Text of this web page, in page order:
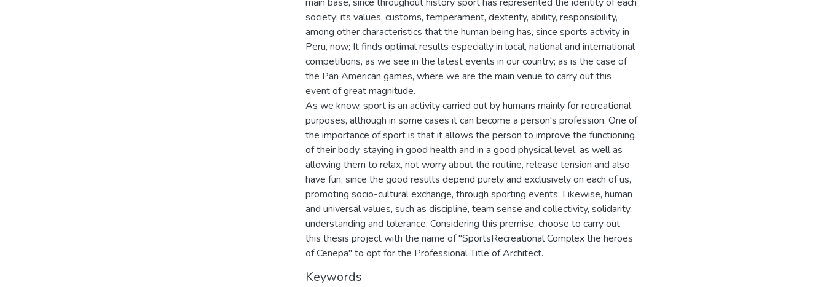
society: its values, customs, temperament, dexterity, ability, responsibility,
among other characteristics that the human being has, since sports activity in
Peru, now; It finds optimal results especially in local, national and international
competitions, as we see in the latest events in our country; as is the case of
the Pan American games, where we are the main venue to carry out this
event of great magnitude.
As we know, sport is an activity carried out by humans mainly for recreational
purposes, although in some cases it can become a person's profession. One of
the importance of sport is that it allows the person to improve the functioning
of their body, staying in good health and in a good physical level, as well as
allowing them to relax, not worry about the routine, release tension and also
have fun, since the good results depend purely and exclusively on each of us,
promoting socio-cultural exchange, through sporting events. Likewise, human
and universal values, such as discipline, team sense and collectivity, solidarity,
understanding and tolerance. Considering this premise, choose to carry out
this thesis project with the name of "SportsRecreational Complex the heroes
of Cenepa" to opt for the Professional Title of Architect.
Keywords